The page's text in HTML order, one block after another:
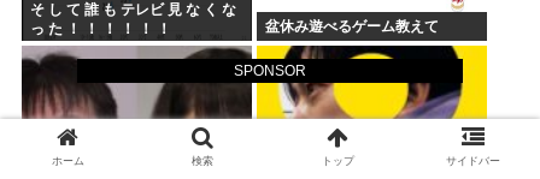
SPONSOR
そ し て 誰 も テレビ 見 な く な
っ た ！ ！ ！ ！ ！ ！
盆休み遊べるゲーム教えて
ホーム 検索 トップ サイドバー